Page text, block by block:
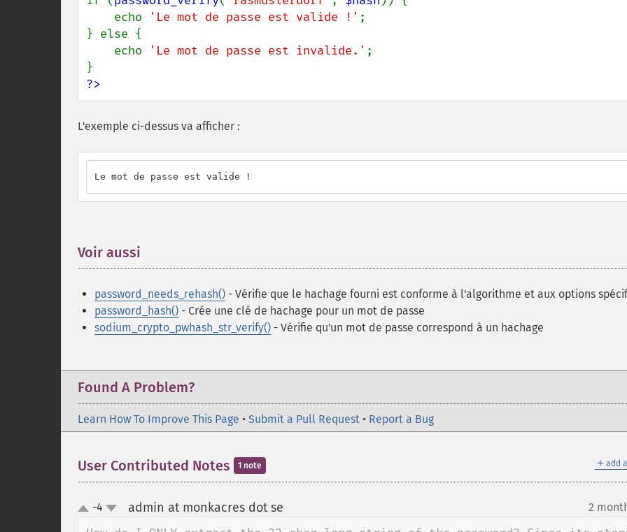
    echo
'Le mot de passe est valide !' ;
} else {
    echo
'Le mot de passe est invalide.' ;
?>
L'exemple ci-dessus va afficher :
Le mot de passe est valide !
Voir aussi
password_needs_rehash() - Vérifie que le hachage fourni est conforme à l'algorithme et aux options
password_hash() - Crée une clé de hachage pour un mot de passe
sodium_crypto_pwhash_str_verify() - Vérifie qu'un mot de passe correspond à un hachage
Found A Problem?
Learn How To Improve This Page • Submit a Pull Request • Report a Bug
＋ add
User Contributed Notes 1 note
up-4 admin at monkacres dot se 2